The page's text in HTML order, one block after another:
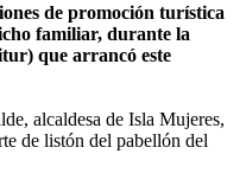
de promoción turística
familiar, durante la
que arrancó este
alcaldesa de Isla Mujeres,
de listón del pabellón del